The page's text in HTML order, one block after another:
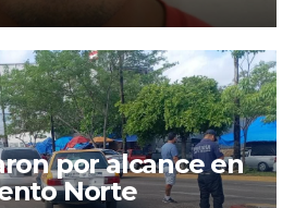
por alcance en
Norte